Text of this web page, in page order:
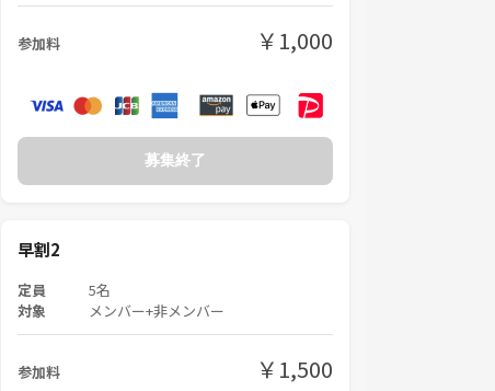
参加料 ￥1,000
募集終了
早割2
定員 5名
対象
メンバー+非メンバー
参加料 ￥1,500